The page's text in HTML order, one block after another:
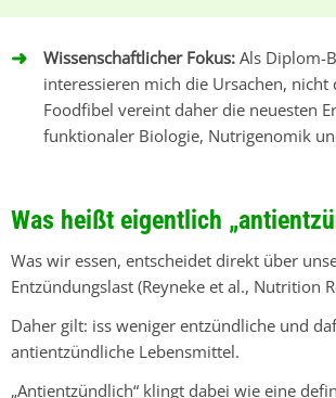
Wissenschaftlicher Fokus: Als Diplom-
interessieren mich die Ursachen, nicht
Foodfibel vereint daher die neuesten
funktionaler Biologie, Nutrigenomik
Was heißt eigentlich
Was wir essen, entscheidet direkt über
Entzündungslast (Reyneke et al., Nutrition
Daher gilt: iss weniger entzündliche und
antientzündliche Lebensmittel.
„Antientzündlich“ klingt dabei wie eine